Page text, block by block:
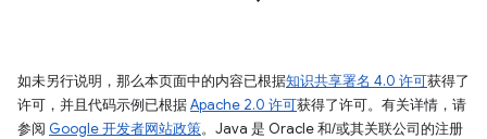
如未另行说明，那么本页面中的内容已根据知识共享署名 4.0 许可获得了
许可，并且代码示例已根据Apache 2.0 许可获得了许可。有关详情，请
参阅 Google 开发者网站政策。Java 是 Oracle 和/或其关联公司的注册